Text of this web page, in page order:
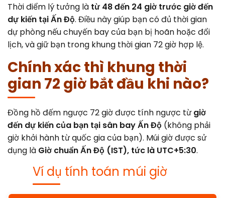
Thời điểm lý tưởng là từ 48 đến 24 giờ trước giờ đến
dự kiến tại Ấn Độ. Điều này giúp bạn có đủ thời gian
dự phòng nếu chuyến bay của bạn bị hoãn hoặc đổi
lịch, và giữ bạn trong khung thời gian 72 giờ hợp lệ.
Chính xác thì khung thời
gian 72 giờ bắt đầu khi nào?
Đồng hồ đếm ngược 72 giờ được tính ngược từgiờ
đến dự kiến của bạn tại sân bay Ấn Độ (không phải
giờ khởi hành từ quốc gia của bạn). Múi giờ được sử
dụng là Giờ chuẩn Ấn Độ (IST), tức là UTC+5:30.
Ví dụ tính toán múi giờ